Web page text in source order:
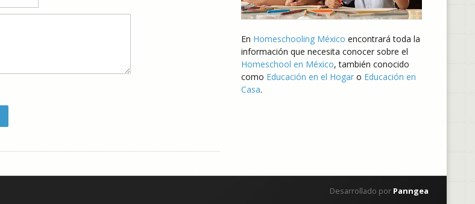
En Homeschooling México encontrará toda la
información que necesita conocer sobre el
Homeschool en México, también conocido
como Educación en el Hogar o Educación en
Casa.
Desarrollado por Panngea